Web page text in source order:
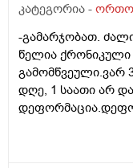
რბილი
აპარატის
კვლევა. მესამე
ექიმმა ბურსიტი
დიაგნოზი
ვიტამინები...
კატეგორია -
-გამარჯობათ.
წელია ქრონიკული
გამომწვეული.ვარ
დღე, 1 საათი არ